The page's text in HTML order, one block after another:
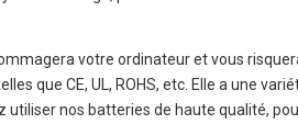
votre ordinateur et vous
que CE, UL, ROHS, etc. Elle a une
nos batteries de haute qualité,